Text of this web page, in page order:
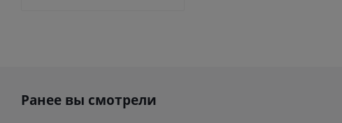
Ранее вы смотрели